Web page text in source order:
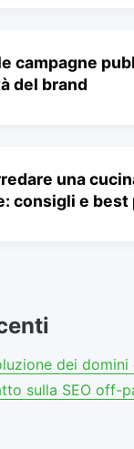
campagne
del brand
una
consigli e best
dei
sulla SEO off-